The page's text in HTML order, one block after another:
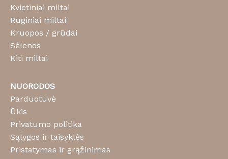
Kvietiniai miltai
Ruginiai miltai
Kruopos / grūdai
Sėlenos
Kiti miltai
NUORODOS
Parduotuvė
Ūkis
Privatumo politika
Sąlygos ir taisyklės
Pristatymas ir grąžinimas